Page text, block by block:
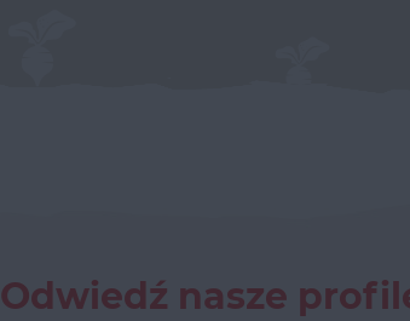
Odwiedź nasze